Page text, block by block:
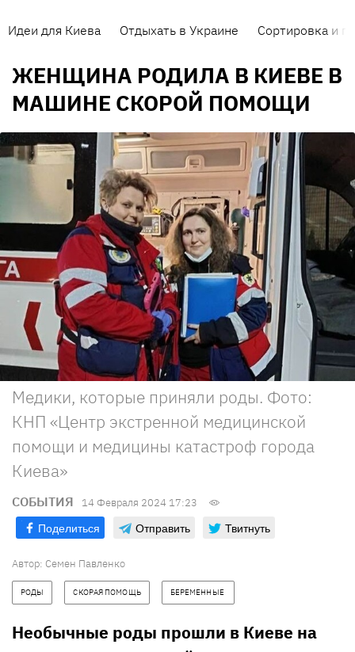
Идеи для Киева Отдыхать в Украине Сортировка и
ЖЕНЩИНА РОДИЛА В КИЕВЕ В
МАШИНЕ СКОРОЙ ПОМОЩИ
Медики, которые приняли роды. Фото:
КНП «Центр экстренной медицинской
помощи и медицины катастроф города
Киева»
СОБЫТИЯ 14 Февраля 2024 17:23
Поделиться Отправить Твитнуть
Автор: Семен Павленко
РОДЫ СКОРАЯ ПОМОЩЬ БЕРЕМЕННЫЕ
Необычные роды прошли в Киеве на